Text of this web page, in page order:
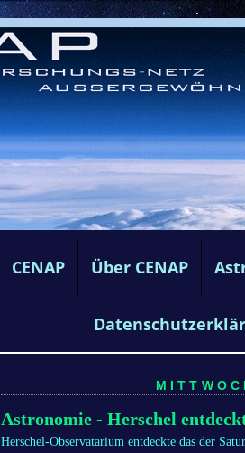
CENAP Über CENAP
Astronomie - Herschel
Herschel-Observatarium entdeckte das der